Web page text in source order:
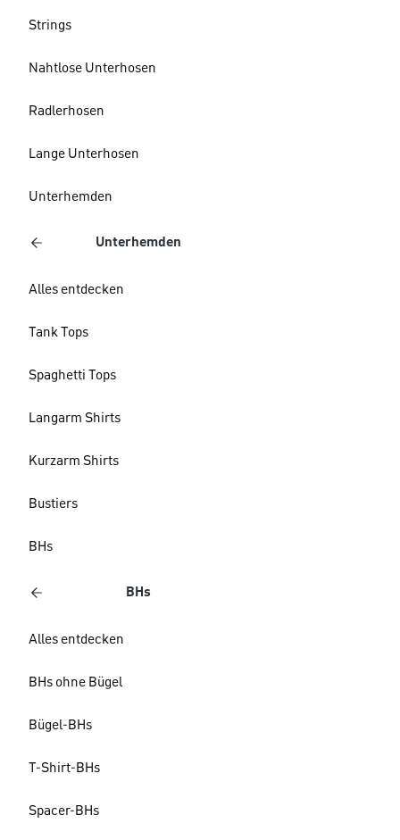
Strings
Nahtlose Unterhosen
Radlerhosen
Lange Unterhosen
Unterhemden
Unterhemden
Alles entdecken
Tank Tops
Spaghetti Tops
Langarm Shirts
Kurzarm Shirts
Bustiers
BHs
BHs
Alles entdecken
BHs ohne Bügel
Bügel-BHs
T-Shirt-BHs
Spacer-BHs